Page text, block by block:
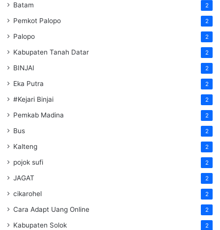
Batam 2
Pemkot Palopo 2
Palopo 2
Kabupaten Tanah Datar 2
BINJAI 2
Eka Putra 2
#Kejari Binjai 2
Pemkab Madina 2
Bus 2
Kalteng 2
pojok sufi 2
JAGAT 2
cikarohel 2
Cara Adapt Uang Online 2
Kabupaten Solok 2